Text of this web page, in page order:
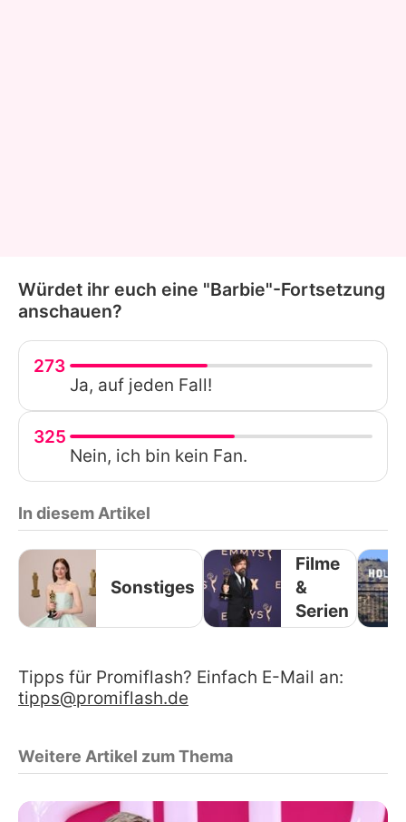
Würdet ihr euch eine "Barbie"-Fortsetzung
anschauen?
273
Ja, auf jeden Fall!
325
Nein, ich bin kein Fan.
In diesem Artikel
Sonstiges
Filme
&
Serien
Tipps für Promiflash? Einfach E-Mail an:
tipps@promiflash.de
Weitere Artikel zum Thema